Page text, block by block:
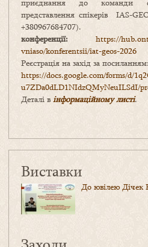
приєднання до команди
представлення спікерів IAS-
конференції: https://
vniaso/konferentsii/iat-geos-2026
Реєстрація на захід за посиланням:
https://docs.google.com/forms/d/
u7ZDa0dLD1NIdzQMyNeuILSdI/
Деталі в інформаційному листі.
Виставки
До ювілею Дічек